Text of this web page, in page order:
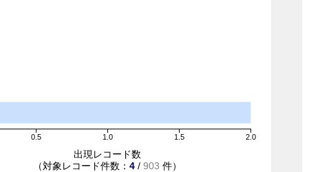
0.5 1.0 1.5 2.0
出現レコード数
（対象レコード件数：4 /903 件）